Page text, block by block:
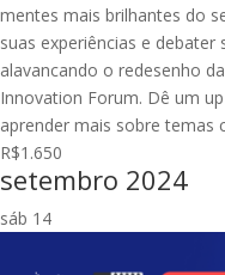
mentes mais brilhantes do
suas experiências e
alavancando o redesenho
Innovation Forum. Dê um
aprender mais sobre
R$1.650
setembro 2024
sáb 14